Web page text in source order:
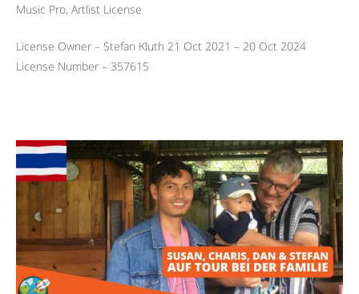
Music Pro, Artlist License
License Owner – Stefan Kluth 21 Oct 2021 – 20 Oct 2024
License Number – 357615